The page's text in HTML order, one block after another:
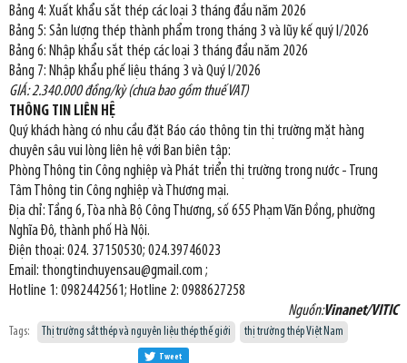
Bảng 4: Xuất khẩu sắt thép các loại 3 tháng đầu năm 2026
Bảng 5: Sản lượng thép thành phẩm trong tháng 3 và lũy kế quý I/2026
Bảng 6: Nhập khẩu sắt thép các loại 3 tháng đầu năm 2026
Bảng 7: Nhập khẩu phế liệu tháng 3 và Quý I/2026
GIÁ: 2.340.000 đồng/kỳ (chưa bao gồm thuế VAT)
THÔNG TIN LIÊN HỆ
Quý khách hàng có nhu cầu đặt Báo cáo thông tin thị trường mặt hàng
chuyên sâu vui lòng liên hệ với Ban biên tập:
Phòng Thông tin Công nghiệp và Phát triển thị trường trong nước - Trung
Tâm Thông tin Công nghiệp và Thương mại.
Địa chỉ: Tầng 6, Tòa nhà Bộ Công Thương, số 655 Phạm Văn Đồng, phường
Nghĩa Đô, thành phố Hà Nội.
Điện thoại: 024. 37150530; 024.39746023
Email: thongtinchuyensau@gmail.com ;
Hotline 1: 0982442561; Hotline 2: 0988627258
Nguồn:Vinanet/VITIC
Tags: Thị trường sắt thép và nguyên liệu thép thế giới thị trường thép Việt Nam
Tweet